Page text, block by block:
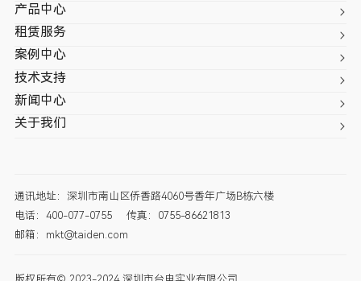
产品中心
租赁服务
案例中心
技术支持
新闻中心
关于我们
通讯地址：深圳市南山区侨香路4060号香年广场B栋六楼
电话：400-077-0755
传真：0755-86621813
邮箱：mkt@taiden.com